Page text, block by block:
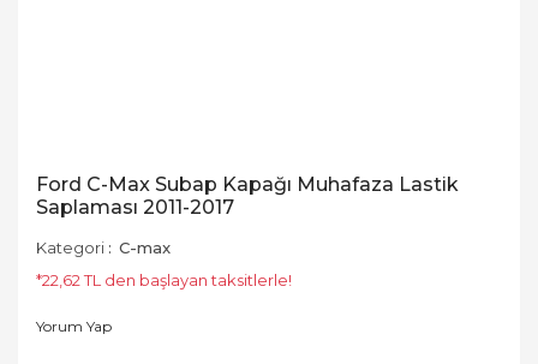
Ford C-Max Subap Kapağı Muhafaza Lastik
Saplaması 2011-2017
Kategori
C-max
*22,62 TL den başlayan taksitlerle!
Yorum Yap